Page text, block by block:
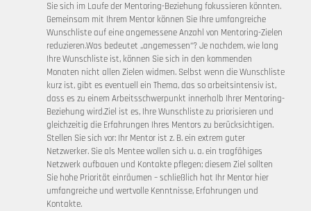
Sie sich im Laufe der Mentoring-Beziehung fokussieren könnten.
Gemeinsam mit Ihrem Mentor können Sie Ihre umfangreiche
Wunschliste auf eine angemessene Anzahl von Mentoring-Zielen
reduzieren.Was bedeutet „angemessen“? Je nachdem, wie lang
Ihre Wunschliste ist, können Sie sich in den kommenden
Monaten nicht allen Zielen widmen. Selbst wenn die Wunschliste
kurz ist, gibt es eventuell ein Thema, das so arbeitsintensiv ist,
dass es zu einem Arbeitsschwerpunkt innerhalb Ihrer Mentoring-
Beziehung wird.Ziel ist es, Ihre Wunschliste zu priorisieren und
gleichzeitig die Erfahrungen Ihres Mentors zu berücksichtigen.
Stellen Sie sich vor: Ihr Mentor ist z. B. ein extrem guter
Netzwerker. Sie als Mentee wollen sich u. a. ein tragfähiges
Netzwerk aufbauen und Kontakte pflegen; diesem Ziel sollten
Sie hohe Priorität einräumen – schließlich hat Ihr Mentor hier
umfangreiche und wertvolle Kenntnisse, Erfahrungen und
Kontakte.